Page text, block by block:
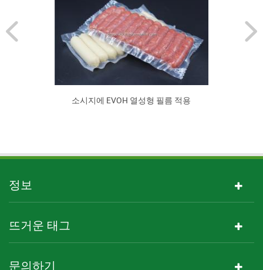
소시지에 EVOH 열성형 필름 적용
정보
뜨거운 태그
문의하기